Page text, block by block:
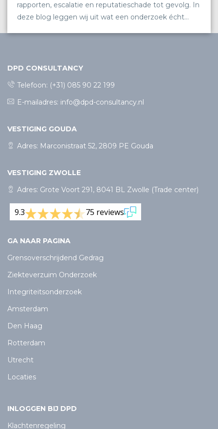
rapporten, escalatie en reputatieschade tot gevolg. In
deze blog leggen wij uit wat een onderzoek écht
DPD CONSULTANCY
Telefoon: (+31) 085 90 22 199
E-mailadres: info@dpd-consultancy.nl
VESTIGING GOUDA
Adres: Marconistraat 52, 2809 PE Gouda
VESTIGING ZWOLLE
Adres: Grote Voort 291, 8041 BL Zwolle (Trade center)
9.3 75 reviews
GA NAAR PAGINA
Grensoverschrijdend Gedrag
Ziekteverzuim Onderzoek
Integriteitsonderzoek
Amsterdam
Den Haag
Rotterdam
Utrecht
Locaties
INLOGGEN BIJ DPD
Klachtenregeling